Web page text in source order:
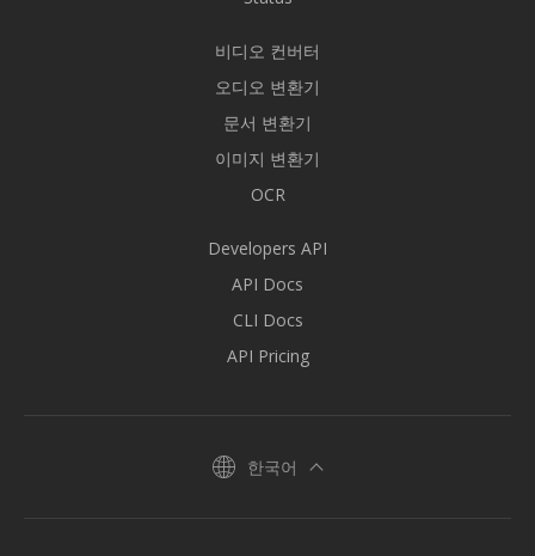
비디오 컨버터
오디오 변환기
문서 변환기
이미지 변환기
OCR
Developers API
API Docs
CLI Docs
API Pricing
한국어